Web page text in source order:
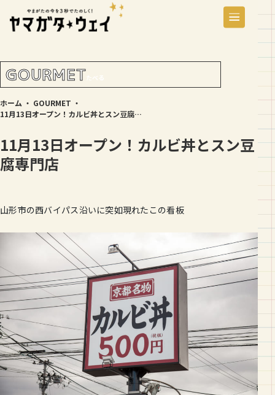
GOURMETたべる
ホーム ・ GOURMET ・
11月13日オープン！カルビ丼とスン豆腐専門店
11月13日オープン！カルビ丼とスン豆
腐専門店
山形市の西バイパス沿いに突如現れたこの看板